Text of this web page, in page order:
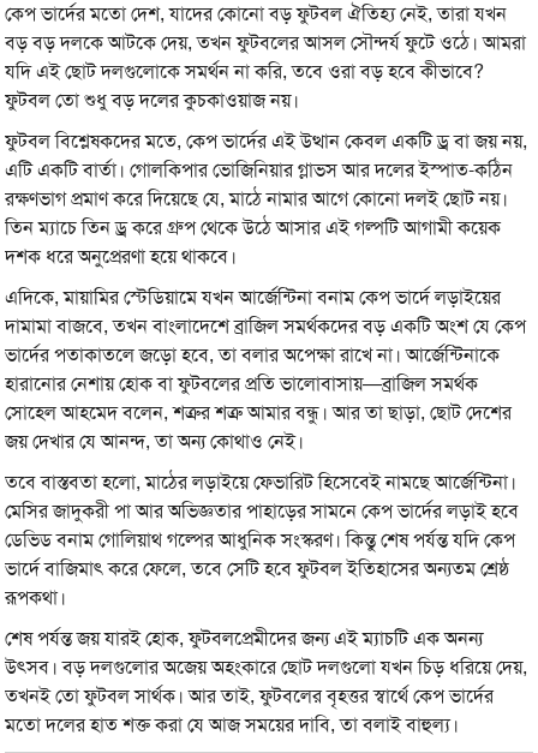
কেপ ভার্দের মতো দেশ, যাদের কোনো বড় ফুটবল ঐতিহ্য নেই, তারা যখন
বড় বড় দলকে আটকে দেয়, তখন ফুটবলের আসল সৌন্দর্য ফুটে ওঠে। আমরা
যদি এই ছোট দলগুলোকে সমর্থন না করি, তবে ওরা বড় হবে কীভাবে?
ফুটবল তো শুধু বড় দলের কুচকাওয়াজ নয়।
ফুটবল বিশ্লেষকদের মতে, কেপ ভার্দের এই উত্থান কেবল একটি ড্র বা জয় নয়,
এটি একটি বার্তা। গোলকিপার ভোজিনিয়ার গ্লাভস আর দলের ইস্পাত-কঠিন
রক্ষণভাগ প্রমাণ করে দিয়েছে যে, মাঠে নামার আগে কোনো দলই ছোট নয়।
তিন ম্যাচে তিন ড্র করে গ্রুপ থেকে উঠে আসার এই গল্পটি আগামী কয়েক
দশক ধরে অনুপ্রেরণা হয়ে থাকবে।
এদিকে, মায়ামির স্টেডিয়ামে যখন আর্জেন্টিনা বনাম কেপ ভার্দে লড়াইয়ের
দামামা বাজবে, তখন বাংলাদেশে ব্রাজিল সমর্থকদের বড় একটি অংশ যে কেপ
ভার্দের পতাকাতলে জড়ো হবে, তা বলার অপেক্ষা রাখে না। আর্জেন্টিনাকে
হারানোর নেশায় হোক বা ফুটবলের প্রতি ভালোবাসায়—ব্রাজিল সমর্থক
সোহেল আহমেদ বলেন, শত্রুর শত্রু আমার বন্ধু। আর তা ছাড়া, ছোট দেশের
জয় দেখার যে আনন্দ, তা অন্য কোথাও নেই।
তবে বাস্তবতা হলো, মাঠের লড়াইয়ে ফেভারিট হিসেবেই নামছে আর্জেন্টিনা।
মেসির জাদুকরী পা আর অভিজ্ঞতার পাহাড়ের সামনে কেপ ভার্দের লড়াই হবে
ডেভিড বনাম গোলিয়াথ গল্পের আধুনিক সংস্করণ। কিন্তু শেষ পর্যন্ত যদি কেপ
ভার্দে বাজিমাৎ করে ফেলে, তবে সেটি হবে ফুটবল ইতিহাসের অন্যতম শ্রেষ্ঠ
রূপকথা।
শেষ পর্যন্ত জয় যারই হোক, ফুটবলপ্রেমীদের জন্য এই ম্যাচটি এক অনন্য
উৎসব। বড় দলগুলোর অজেয় অহংকারে ছোট দলগুলো যখন চিড় ধরিয়ে দেয়,
তখনই তো ফুটবল সার্থক। আর তাই, ফুটবলের বৃহত্তর স্বার্থে কেপ ভার্দের
মতো দলের হাত শক্ত করা যে আজ সময়ের দাবি, তা বলাই বাহুল্য।